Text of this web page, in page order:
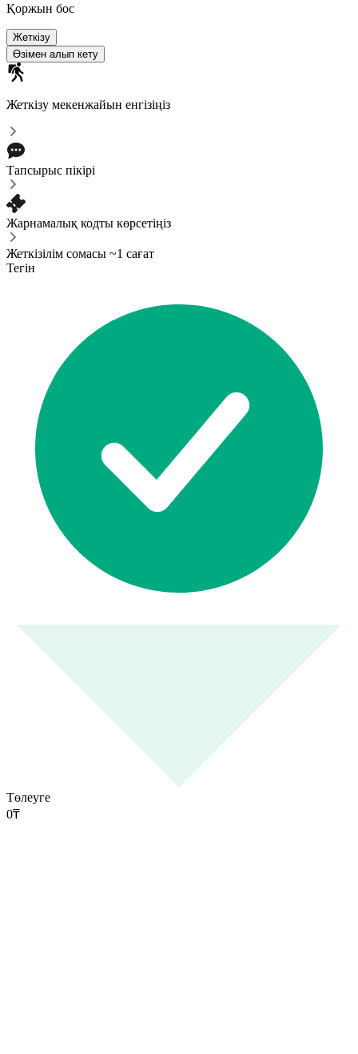
Қоржын бос
Жеткізу
Өзімен алып кету
Жеткізу мекенжайын енгізіңіз
Тапсырыс пікірі
Жарнамалық кодты көрсетіңіз
Жеткізілім сомасы ~1 сағат
Тегін
Төлеуге
0₸